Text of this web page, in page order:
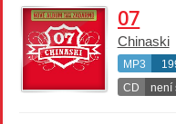
07
Chinaski
MP3
CD
není